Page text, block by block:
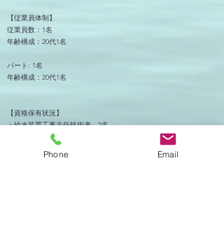
【従業員体制】
従業員数：1名
年齢構成：20代1名
パート: 1名
年齢構成：20代1名
【資格保有状況】
・給水装置工事主任技術者 2名
・3級配管技能士 1名
Phone Email